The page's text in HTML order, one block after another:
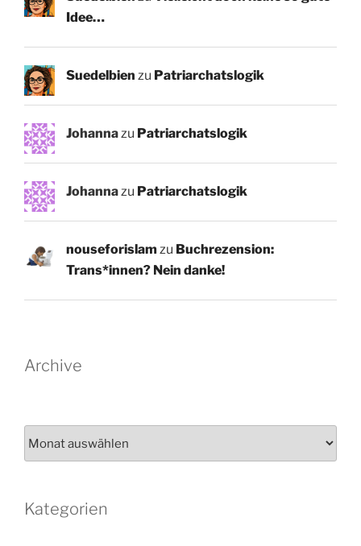
Idee…
Suedelbien zu Patriarchatslogik
Johannazu Patriarchatslogik
Johannazu Patriarchatslogik
nouseforislam zu Buchrezension:
Trans*innen? Nein danke!
Archive
Kategorien